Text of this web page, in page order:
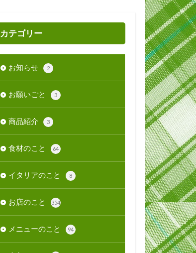
カテゴリー
お知らせ 2
お願いごと 3
商品紹介 3
食材のこと 64
イタリアのこと 8
お店のこと 354
メニューのこと 94